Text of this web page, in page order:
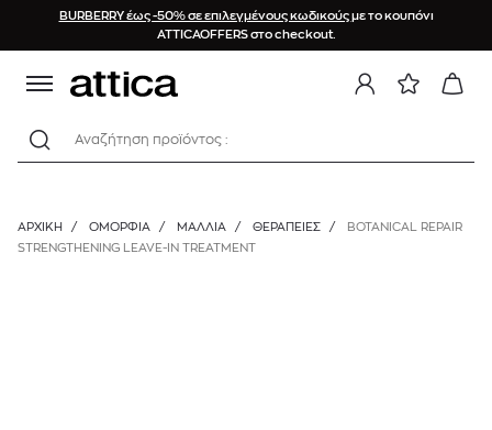
BURBERRY έως -50% σε επιλεγμένους κωδικούςμε το κουπόνι
ATTICAOFFERS στο checkout.
Αναζήτηση προϊόντος :
ΑΡΧΙΚΉ / ΟΜΟΡΦΙΑ / ΜΑΛΛΙΑ / ΘΕΡΑΠΕΊΕΣ /
BOTANICAL REPAIR
STRENGTHENING LEAVE-IN TREATMENT